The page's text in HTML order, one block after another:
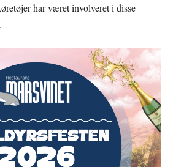
har været involveret i disse